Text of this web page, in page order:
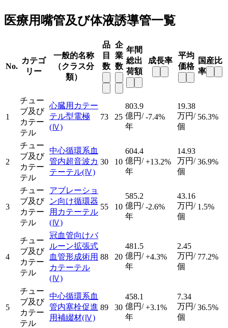
医療用嘴管及び体液誘導管一覧
No.
カテゴ
リー
一般的名称
（クラス分
類）
品
目
数
企
業
数
年間
総出
荷額
成長率
平均
価格
国産比
率
1
チュー
ブ及び
カテー
テル
心臓用カテー
テル型電極
(Ⅳ)
73 25
803.9
億円/
年
-7.4%
19.38
万円/
個
56.3%
2
チュー
ブ及び
カテー
テル
中心循環系血
管内超音波カ
テーテル(Ⅳ)
30 10
604.4
億円/
年
+13.2%
14.93
万円/
個
36.9%
3
チュー
ブ及び
カテー
テル
アブレーショ
ン向け循環器
用カテーテル
(Ⅳ)
55 10
585.2
億円/
年
-2.6%
43.16
万円/
個
1.5%
4
チュー
ブ及び
カテー
テル
冠血管向けバ
ルーン拡張式
血管形成術用
カテーテル
(Ⅳ)
88 20
481.5
億円/
年
+4.3%
2.45
万円/
個
77.2%
5
チュー
ブ及び
カテー
テル
中心循環系血
管内塞栓促進
用補綴材(Ⅳ)
89 30
458.1
億円/
年
+3.1%
7.34
万円/
個
36.5%